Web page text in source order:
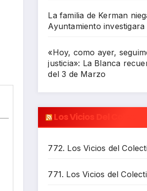
La familia de Kerman
Ayuntamiento
«Hoy, como ayer,
justicia»: La Blanca
del 3 de Marzo
Los Vicios Del Colectivo
772. Los Vicios del
771. Los Vicios del